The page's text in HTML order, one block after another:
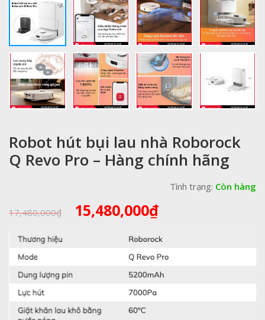
Robot hút bụi lau nhà Roborock
Q Revo Pro – Hàng chính hãng
Tình trạng: Còn hàng
17,480,000₫ Giá
gốc
17,480,000₫.
15,480,000₫Giá
tại
là:
15,480,000₫.